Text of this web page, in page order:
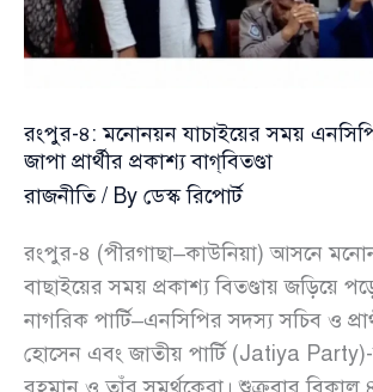
রংপুর-৪: মনোনয়ন যাচাইয়ের সময়
জাপা প্রার্থীর প্রকাশ্য বাগ্‌বিতণ্ডা
রাজনীতি/ By ডেস্ক রিপোর্ট
রংপুর-৪ (পীরগাছা–কাউনিয়া) আসনে
বাছাইয়ের সময় প্রকাশ্য বিতণ্ডায় জড়িয়ে
নাগরিক পার্টি–এনসিপির সদস্য সচিব ও
হোসেন এবং জাতীয় পার্টি (Jatiya Party)-র